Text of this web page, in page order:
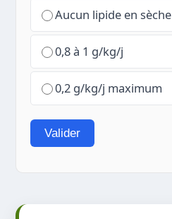
Aucun lipide en sèche
0,8 à 1 g/kg/j
0,2 g/kg/j maximum
Valider